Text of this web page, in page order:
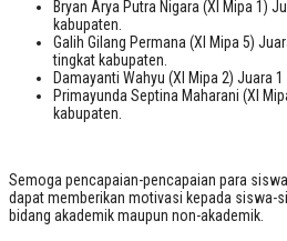
Bryan Arya Putra Nigara (XI Mipa 1)
kabupaten.
Galih Gilang Permana (XI Mipa 5)
tingkat kabupaten.
Damayanti Wahyu (XI Mipa 2) Juara
Primayunda Septina Maharani (XI
kabupaten.
Semoga pencapaian-pencapaian para
dapat memberikan motivasi kepada siswa-
bidang akademik maupun non-akademik.